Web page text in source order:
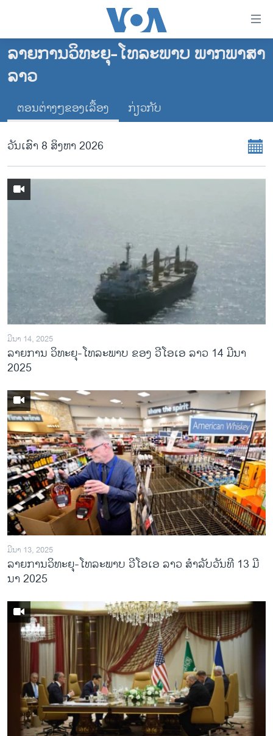
ເຂົ້າ
ຫາ
ຂ້າມ
ຫາ
ໂຮມເພຈ
ລາວ
ອາເມຣິກາ
ຂ່າວ​ຈີນ
ເອເຊຍ
ວິທະຍາສາດ-ເທັກໂນໂລຈີ
ທຸລະກິດ
ພາສາອັງກິດ
ວີດີໂອ
ສຽງ
ລາຍການກະຈາຍສຽງ
ລາຍງານ
ຕິດຕາມພວກເຮົາ ທີ່
ພາສາຕ່າງໆ
ລາຍການວິທະຍຸ-ໂທລະພາບ ພາກພາສາ
ລາວ
ຕອນຕ່າງໆຂອງເລື້ອງ ກ່ຽວກັບ
ວັນເສົາ 8 ສິງຫາ 2026
ມີນາ 14, 2025
ລາຍການ ວິທະຍຸ-ໂທລະພາບ ຂອງ ວີໂອເອ ລາວ 14 ມີນາ
2025
ມີນາ 13, 2025
ລາຍການວິ​ທະ​ຍຸ-ໂທ​ລະ​ພາບ ວີໂອເອ ລາວ ສຳ​ລັບ​ວັນ​ທີ 13 ມີ​
ນາ 2025